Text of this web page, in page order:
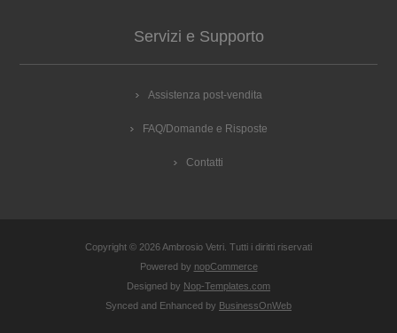
Servizi e Supporto
Assistenza post-vendita
FAQ/Domande e Risposte
Contatti
Copyright © 2026 Ambrosio Vetri. Tutti i diritti riservati
Powered by nopCommerce
Designed by Nop-Templates.com
Synced and Enhanced by BusinessOnWeb